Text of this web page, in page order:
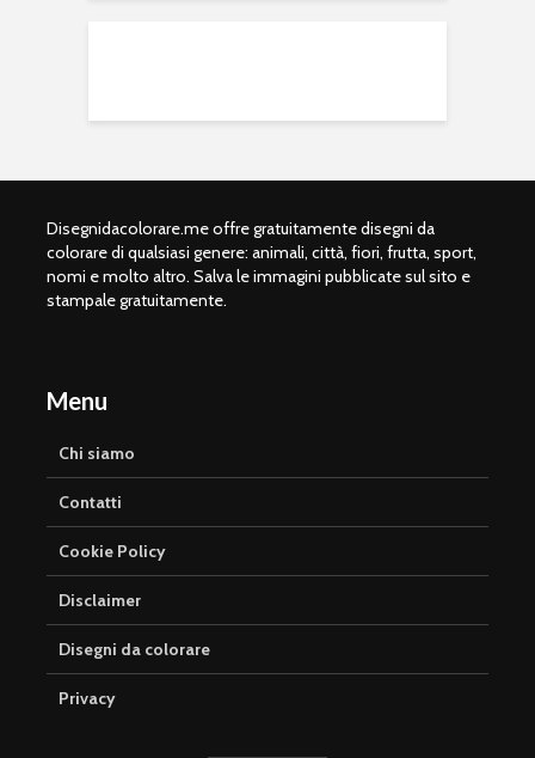
Disegnidacolorare.me offre gratuitamente disegni da
colorare di qualsiasi genere: animali, città, fiori, frutta, sport,
nomi e molto altro. Salva le immagini pubblicate sul sito e
stampale gratuitamente.
Menu
Chi siamo
Contatti
Cookie Policy
Disclaimer
Disegni da colorare
Privacy